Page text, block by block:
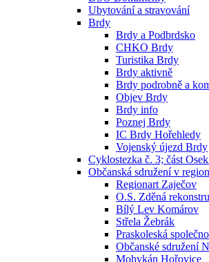
Ubytování a stravování
Brdy
Brdy a Podbrdsko
CHKO Brdy
Turistika Brdy
Brdy aktivně
Brdy podrobně a
Objev Brdy
Brdy info
Poznej Brdy
IC Brdy Hořehledy
Vojenský újezd Brdy
Cyklostezka č. 3; část
Občanská sdružení v
Regionart Zaječov
O.S. Zděná
Bílý Lev Komárov
Střela Žebrák
Praskoleská
Občanské sdružení
Mohykán Hořovice